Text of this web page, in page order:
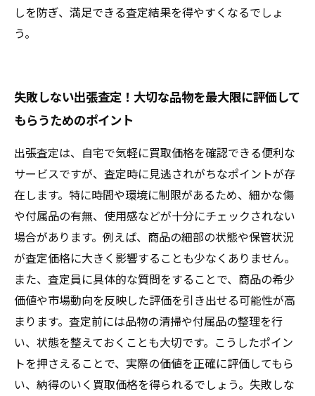
しを防ぎ、満足できる査定結果を得やすくなるでしょ
う。
失敗しない出張査定！大切な品物を最大限に評価して
もらうためのポイント
出張査定は、自宅で気軽に買取価格を確認できる便利な
サービスですが、査定時に見逃されがちなポイントが存
在します。特に時間や環境に制限があるため、細かな傷
や付属品の有無、使用感などが十分にチェックされない
場合があります。例えば、商品の細部の状態や保管状況
が査定価格に大きく影響することも少なくありません。
また、査定員に具体的な質問をすることで、商品の希少
価値や市場動向を反映した評価を引き出せる可能性が高
まります。査定前には品物の清掃や付属品の整理を行
い、状態を整えておくことも大切です。こうしたポイン
トを押さえることで、実際の価値を正確に評価してもら
い、納得のいく買取価格を得られるでしょう。失敗しな